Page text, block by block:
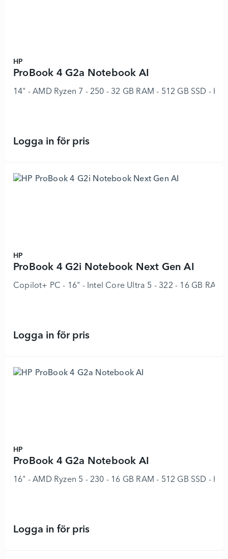
HP
ProBook 4 G2a Notebook AI
14" - AMD Ryzen 7 - 250 - 32 GB RAM - 512 GB SSD -
Logga in för prisProBook 4 G2a Notebook AI -
HP
ProBook 4 G2i Notebook Next Gen AI
Copilot+ PC - 16" - Intel Core Ultra 5 - 322 - 16 GB RAM
Logga in för prisProBook 4 G2i Notebook Next Gen
HP
ProBook 4 G2a Notebook AI
16" - AMD Ryzen 5 - 230 - 16 GB RAM - 512 GB SSD -
Logga in för prisProBook 4 G2a Notebook AI -